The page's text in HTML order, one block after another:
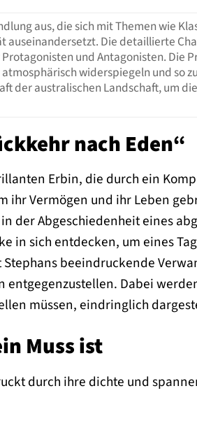
aus, die sich mit Themen wie
auseinandersetzt. Die detaillierte
und Antagonisten. Die
widerspiegeln und so
der australischen Landschaft, um
nach Eden“
Erbin, die durch ein
ihr Vermögen und ihr Leben
Abgeschiedenheit eines
in sich entdecken, um eines
beeindruckende
Dabei
müssen, eindringlich
Muss ist
durch ihre dichte und